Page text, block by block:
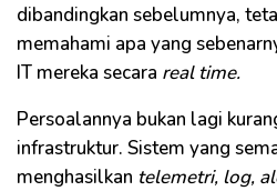
dibandingkan sebelumnya,
memahami apa yang
IT mereka secara real time.
Persoalannya bukan lagi
infrastruktur. Sistem yang
menghasilkan telemetri, log,